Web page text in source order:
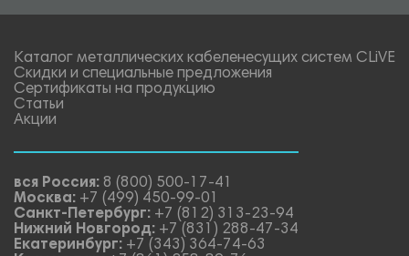
Каталог металлических кабеленесущих систем CLiVE
Скидки и специальные предложения
Сертификаты на продукцию
Статьи
Акции
вся Россия: 8 (800) 500-17-41
Москва: +7 (499) 450-99-01
Санкт-Петербург: +7 (812) 313-23-94
Нижний Новгород: +7 (831) 288-47-34
Екатеринбург: +7 (343) 364-74-63